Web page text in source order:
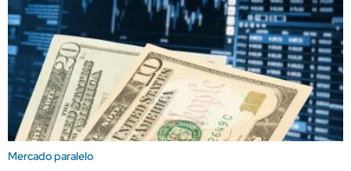
Mercado paralelo